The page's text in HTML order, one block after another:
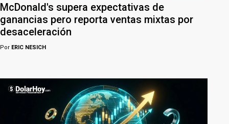
McDonald's supera expectativas de
ganancias pero reporta ventas mixtas por
desaceleración
Por ERIC NESICH